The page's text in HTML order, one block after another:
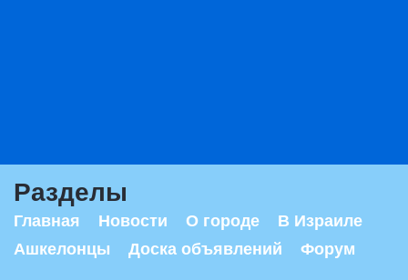
Разделы
Главная Новости О городе
В Израиле
Ашкелонцы
Доска объявлений Форум